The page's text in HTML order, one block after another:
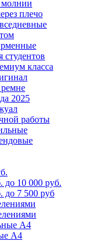
молнии
плечо
класса
2025
работы
до 10 000 руб.
до 7 500 руб
А4
А4